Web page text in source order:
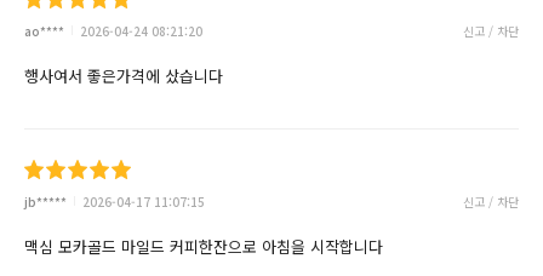
ao**** 2026-04-24 08:21:20 신고 / 차단
행사여서 좋은가격에 샀습니다
jb***** 2026-04-17 11:07:15 신고 / 차단
맥심 모카골드 마일드 커피한잔으로 아침을 시작합니다